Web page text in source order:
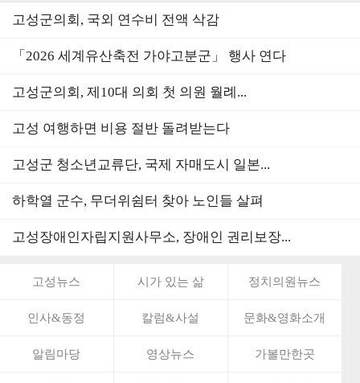
고성군의회, 국외 연수비 전액 삭감
「2026 세계유산축전 가야고분군」 행사 연다
고성군의회, 제10대 의회 첫 의원 월례...
고성 여행하면 비용 절반 돌려받는다
고성군 청소년교류단, 국제 자매도시 일본...
하학열 군수, 무더위쉼터 찾아 노인들 살펴
고성장애인자립지원사무소, 장애인 권리보장...
고성뉴스 시가 있는 삶 정치의원뉴스
인사&동정 칼럼&사설 문화&영화소개
알림마당 영상뉴스 가볼만한곳